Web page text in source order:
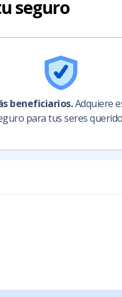
seguro
beneficiarios.Adquiere
para tus seres